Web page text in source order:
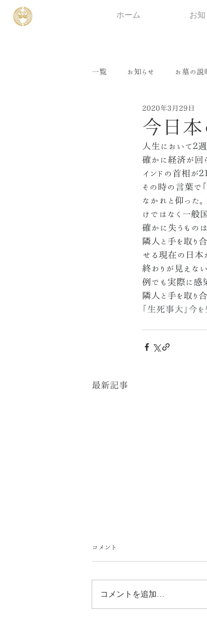
ホーム お
一覧 お知らせ お墓の説
今日本
2020年3月29日
人生において２
確かに経済が回
インドの首相が２
その時の言葉で
なかれと仰った
けではなく一般
確かに失うもの
隣人と手を取り
せる現在の日本
終わりが見えな
例でも実際に感
隣人と手を取り
「生死事大」今
最新記事
7月の御朱印ご案内
コメント
コメントを追加…